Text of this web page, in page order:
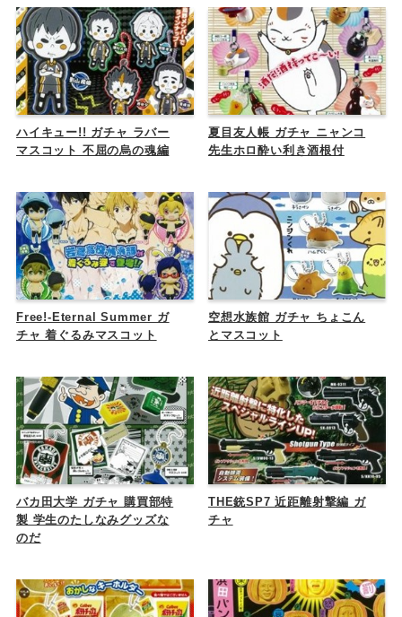
ハイキュー!! ガチャ ラバー
マスコット 不屈の烏の魂編
夏目友人帳 ガチャ ニャンコ
先生ホロ酔い利き酒根付
Free!-Eternal Summer ガ
チャ 着ぐるみマスコット
空想水族館 ガチャ ちょこん
とマスコット
バカ田大学 ガチャ 購買部特
製 学生のたしなみグッズな
のだ
THE銃SP7 近距離射撃編 ガ
チャ